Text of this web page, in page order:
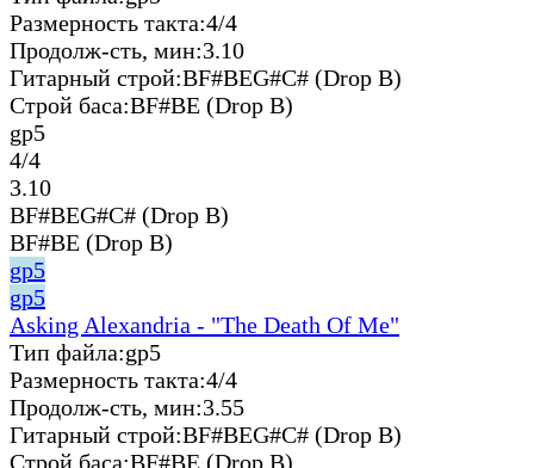
Размерность такта:4/4
Продолж-сть, мин:3.10
Гитарный строй:BF#BEG#C# (Drop B)
Строй баса:BF#BE (Drop B)
gp5
4/4
3.10
BF#BEG#C# (Drop B)
BF#BE (Drop B)
gp5
gp5
Asking Alexandria - "The Death Of Me"
Тип файла:gp5
Размерность такта:4/4
Продолж-сть, мин:3.55
Гитарный строй:BF#BEG#C# (Drop B)
Строй баса:BF#BE (Drop B)